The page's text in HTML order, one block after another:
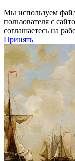
Мы используем
пользователя с
соглашаетесь на
Принять